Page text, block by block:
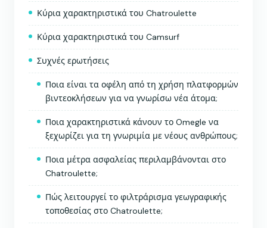
Κύρια χαρακτηριστικά του Chatroulette
Κύρια χαρακτηριστικά του Camsurf
Συχνές ερωτήσεις
Ποια είναι τα οφέλη από τη χρήση πλατφορμών
βιντεοκλήσεων για να γνωρίσω νέα άτομα;
Ποια χαρακτηριστικά κάνουν το Omegle να
ξεχωρίζει για τη γνωριμία με νέους ανθρώπους;
Ποια μέτρα ασφαλείας περιλαμβάνονται στο
Chatroulette;
Πώς λειτουργεί το φιλτράρισμα γεωγραφικής
τοποθεσίας στο Chatroulette;